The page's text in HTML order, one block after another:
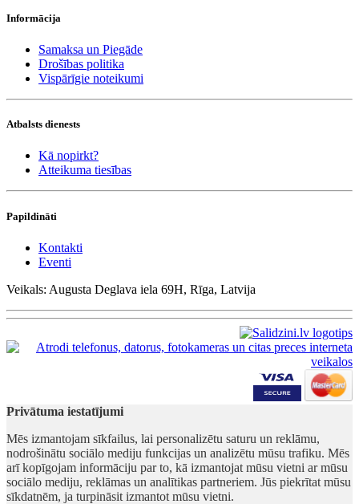
Informācija
Samaksa un Piegāde
Drošības politika
Vispārīgie noteikumi
Atbalsts dienests
Kā nopirkt?
Atteikuma tiesības
Papildināti
Kontakti
Eventi
Veikals: Augusta Deglava iela 69H, Rīga, Latvija
Privātuma iestatījumi
Mēs izmantojam sīkfailus, lai personalizētu saturu un reklāmu,
nodrošinātu sociālo mediju funkcijas un analizētu mūsu trafiku. Mēs
arī kopīgojam informāciju par to, kā izmantojat mūsu vietni ar mūsu
sociālo mediju, reklāmas un analītikas partneriem. Jūs piekrītat mūsu
sīkdatnēm, ja turpināsit izmantot mūsu vietni.